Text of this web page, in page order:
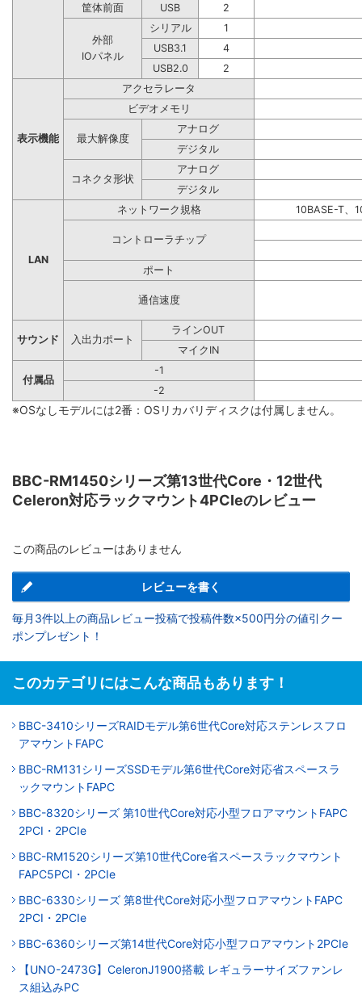
筐体前面
USB 2
外部
IOパネル
シリアル
1
USB3.1
4
USB2.0
2
表示機能
アクセラレータ
ビデオメモリ
最大解像度
アナログ
デジタル
コネクタ形状
アナログ
デジタル
LAN
ネットワーク規格 10BASE-T、
コントローラチップ
ポート
通信速度
サウンド 入出力ポート
ラインOUT
マイクIN
付属品
-1
-2
※OSなしモデルには2番：OSリカバリディスクは付属しません。
BBC-RM1450シリーズ第13世代Core・12世代
Celeron対応ラックマウント4PCIeのレビュー
この商品のレビューはありません
レビューを書く
毎月3件以上の商品レビュー投稿で投稿件数×500円分の値引クー
ポンプレゼント！
このカテゴリにはこんな商品もあります！
BBC-3410シリーズRAIDモデル第6世代Core対応ステンレスフロ
アマウントFAPC
BBC-RM131シリーズSSDモデル第6世代Core対応省スペースラ
ックマウントFAPC
BBC-8320シリーズ 第10世代Core対応小型フロアマウントFAPC
2PCI・2PCIe
BBC-RM1520シリーズ第10世代Core省スペースラックマウント
FAPC5PCI・2PCIe
BBC-6330シリーズ 第8世代Core対応小型フロアマウントFAPC
2PCI・2PCIe
BBC-6360シリーズ第14世代Core対応小型フロアマウント2PCIe
【UNO-2473G】CeleronJ1900搭載 レギュラーサイズファンレ
ス組込みPC